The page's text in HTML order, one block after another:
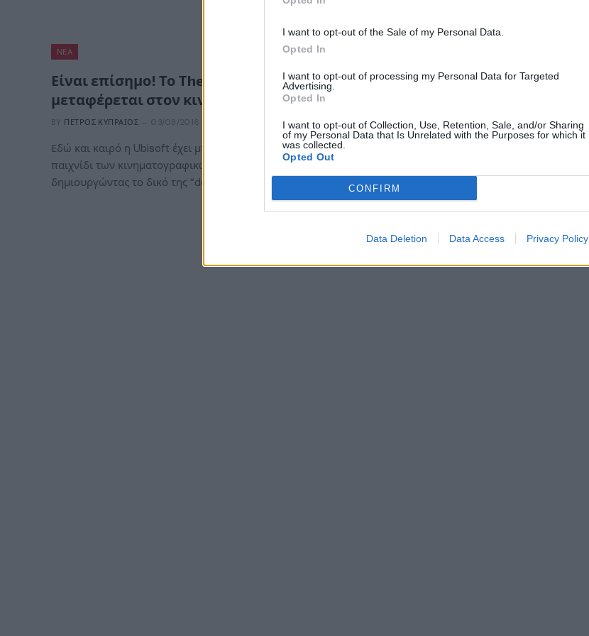
I want to opt-out of the Sale of my Personal Data.
Opted In
I want to opt-out of processing my Personal Data for Targeted
Advertising.
Opted In
I want to opt-out of Collection, Use, Retention, Sale, and/or Sharing
of my Personal Data that Is Unrelated with the Purposes for which it
was collected.
Opted Out
CONFIRM
Data Deletion Data Access Privacy Policy
ΝΈΑ
Είναι επίσημο! Το The Division
μεταφέρεται στον κινηματογράφο!
BY ΠΈΤΡΟΣ ΚΥΠΡΑΊΟΣ 03/08/2016
Εδώ και καιρό η Ubisoft έχει μπει για τα καλά στο
παιχνίδι των κινηματογραφικών μεταφορών,
δημιουργώντας το δικό της “dedicated”…